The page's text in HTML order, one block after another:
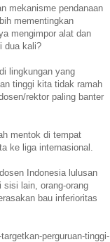
mekanisme pendanaan
mementingkan
mengimpor alat dan
dua kali?
lingkungan yang
tinggi kita tidak ramah
rektor paling banter
mentok di tempat
ke liga internasional.
Indonesia lulusan
sisi lain, orang-orang
bau inferioritas
perguruan-tinggi-